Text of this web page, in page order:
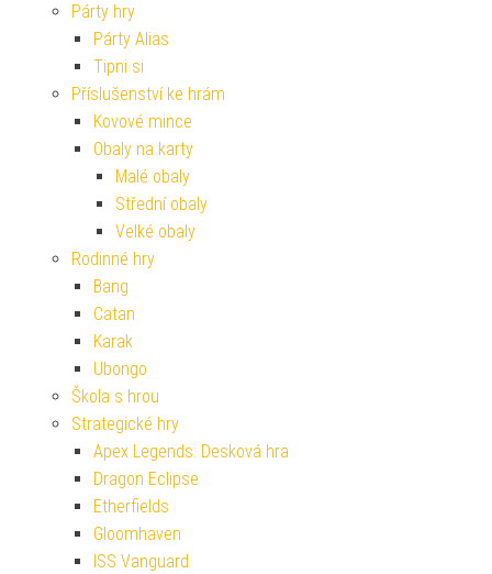
Párty hry
Párty Alias
Tipni si
Příslušenství ke hrám
Kovové mince
Obaly na karty
Malé obaly
Střední obaly
Velké obaly
Rodinné hry
Bang
Catan
Karak
Ubongo
Škola s hrou
Strategické hry
Apex Legends: Desková hra
Dragon Eclipse
Etherfields
Gloomhaven
ISS Vanguard